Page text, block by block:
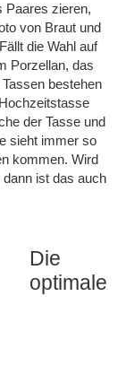
Paares zieren,
von Braut und
die Wahl auf
Porzellan, das
bestehen
der Tasse und
sieht immer so
kommen. Wird
ist das auch
Die
optimale